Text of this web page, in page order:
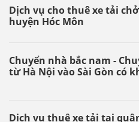
Dịch vụ cho thuê xe tải
huyện Hóc Môn
Chuyển nhà bắc nam -
từ Hà Nội vào Sài Gòn có
Dịch vụ thuê xe tải tại